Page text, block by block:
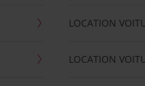
LOCATION
LOCATION